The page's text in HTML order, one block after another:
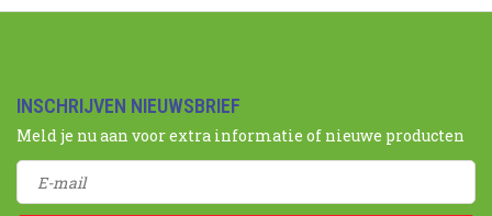
INSCHRIJVEN NIEUWSBRIEF
Meld je nu aan voor extra informatie of nieuwe producten